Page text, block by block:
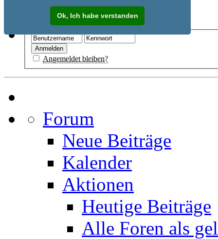
Ok, Ich habe verstanden
Registrieren
Angemeldet bleiben?
Forum
Neue Beiträge
Kalender
Aktionen
Heutige Beiträge
Alle Foren als